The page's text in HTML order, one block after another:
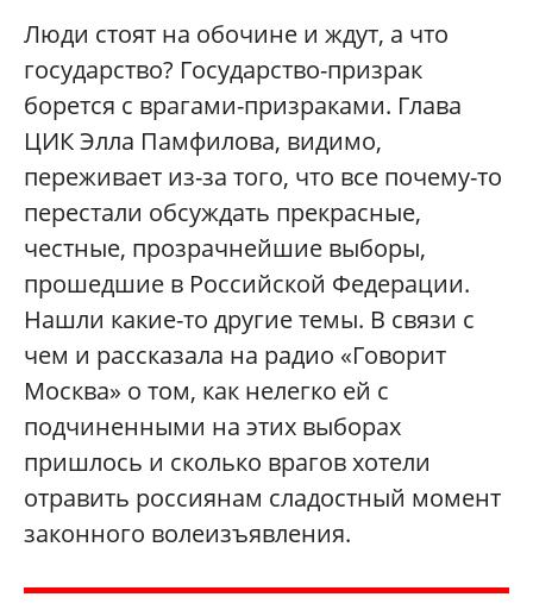
Люди стоят на обочине и ждут, а что
государство? Государство-призрак
борется с врагами-призраками. Глава
ЦИК Элла Памфилова, видимо,
переживает из-за того, что все почему-то
перестали обсуждать прекрасные,
честные, прозрачнейшие выборы,
прошедшие в Российской Федерации.
Нашли какие-то другие темы. В связи с
чем и рассказала на радио «Говорит
Москва» о том, как нелегко ей с
подчиненными на этих выборах
пришлось и сколько врагов хотели
отравить россиянам сладостный момент
законного волеизъявления.